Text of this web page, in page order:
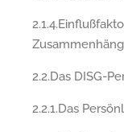
2.2.Das DISG-
2.2.1.Das